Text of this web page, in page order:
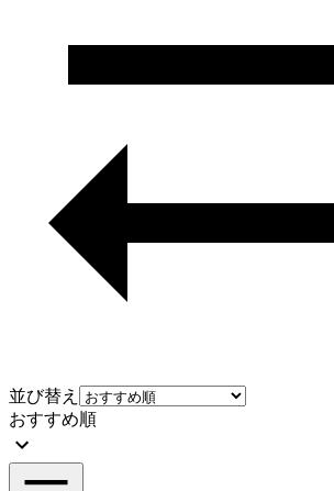
並び替え
おすすめ順